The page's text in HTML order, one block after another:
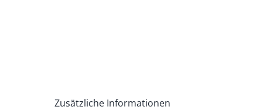
Zusätzliche Informationen